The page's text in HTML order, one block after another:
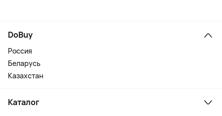
DoBuy
Россия
Беларусь
Казахстан
Каталог